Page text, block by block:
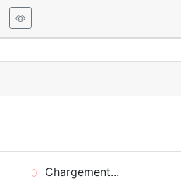
Chargement...